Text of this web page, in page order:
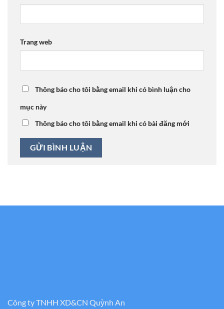
Trang web
Thông báo cho tôi bằng email khi có bình luận cho
mục này
Thông báo cho tôi bằng email khi có bài đăng mới
Công ty TNHH XD&CN Quỳnh An